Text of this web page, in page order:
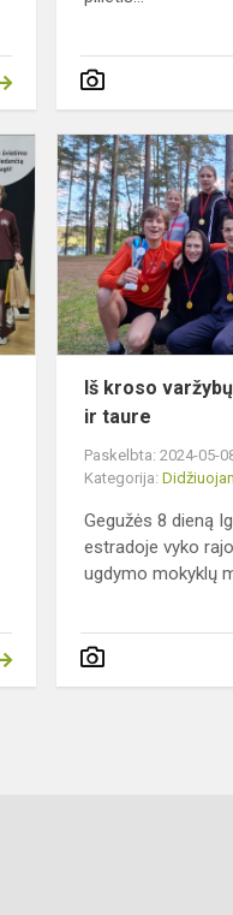
Austėja
Garnevičiūtė
respublikinės
technologijų
olimpiado...
Iš kroso
ir taure
Paskelbta: 2024-05-
Kategorija:
Gegužės 8 dieną
estradoje vyko
ugdymo mokyklų